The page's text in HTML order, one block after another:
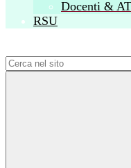
Docenti &
RSU